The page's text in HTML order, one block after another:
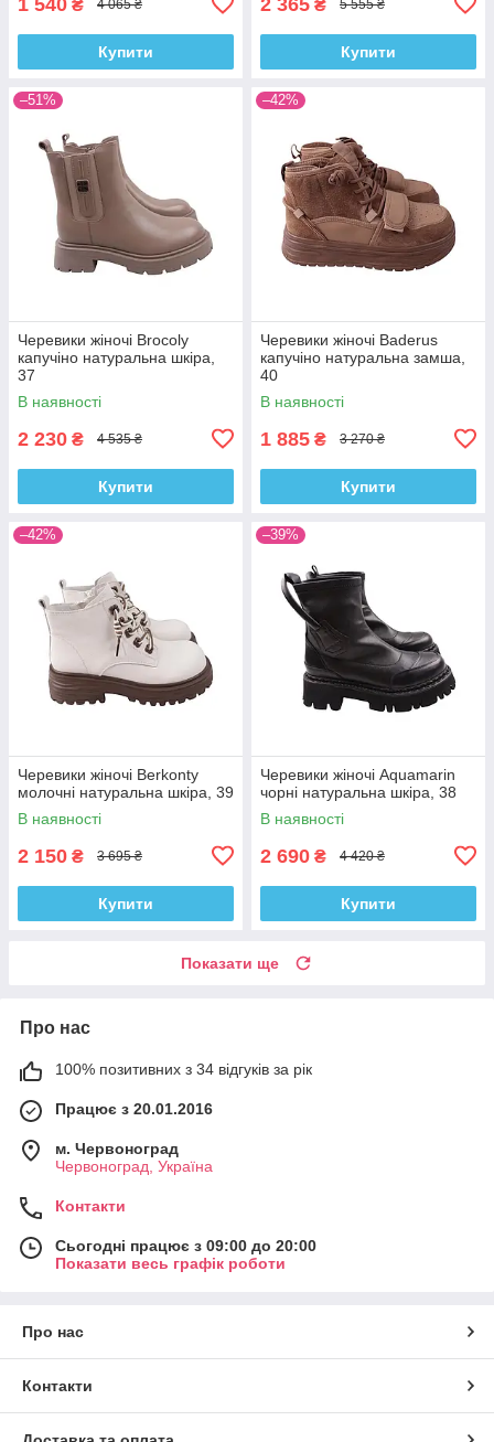
₴ 4 065 ₴
Купити
₴ 5 555 ₴
Купити
–51%
Черевики жіночі Brocoly
капучіно натуральна шкіра,
37
В наявності
2 230 ₴ 4 535 ₴
Купити
–42%
Черевики жіночі Baderus
капучіно натуральна замша,
40
В наявності
1 885 ₴ 3 270 ₴
Купити
–42%
Черевики жіночі Berkonty
молочні натуральна шкіра, 39
В наявності
2 150 ₴ 3 695 ₴
Купити
–39%
Черевики жіночі Aquamarin
чорні натуральна шкіра, 38
В наявності
2 690 ₴ 4 420 ₴
Купити
Показати ще
Про нас
100% позитивних з 34 відгуків за рік
Працює з 20.01.2016
м. Червоноград
Червоноград, Україна
Контакти
Сьогодні працює з 09:00 до 20:00
Показати весь графік роботи
Про нас
Контакти